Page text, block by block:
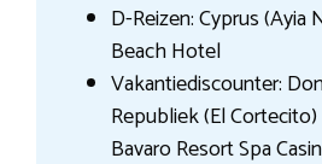
D-Reizen: Cyprus (Ayia
Beach Hotel
Vakantiediscounter:
Republiek (El
Bavaro Resort Spa